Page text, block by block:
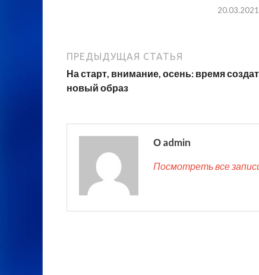
20.03.2021
ПРЕДЫДУЩАЯ СТАТЬЯ
На старт, внимание, осень: время
новый образ
О admin
Посмотреть все